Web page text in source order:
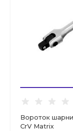
Вороток
CrV Matrix